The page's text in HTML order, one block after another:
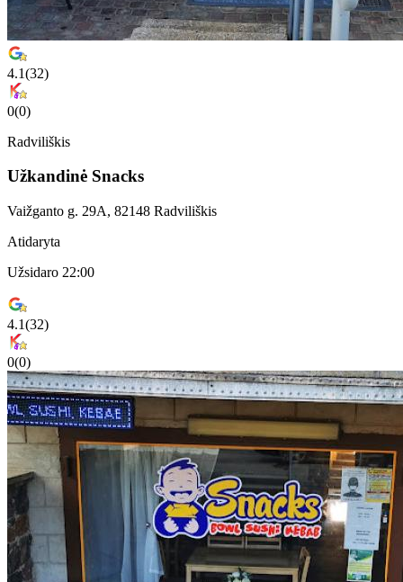
4.1(32)
0(0)
Radviliškis
Užkandinė Snacks
Vaižganto g. 29A, 82148 Radviliškis
Atidaryta
Užsidaro 22:00
4.1(32)
0(0)